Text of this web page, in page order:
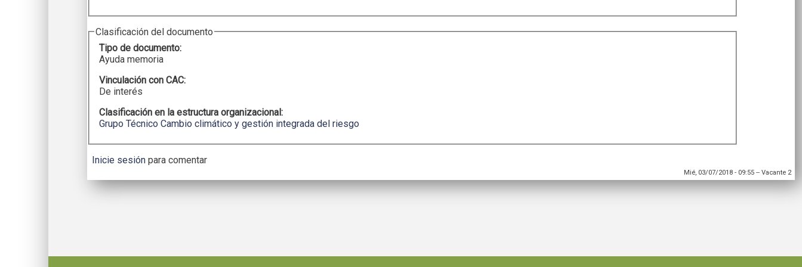
Clasificación del documento
Tipo de documento:
Ayuda memoria
Vinculación con CAC:
De interés
Clasificación en la estructura organizacional:
Grupo Técnico Cambio climático y gestión integrada del riesgo
Inicie sesión para comentar
Mié, 03/07/2018 - 09:55 --Vacante 2